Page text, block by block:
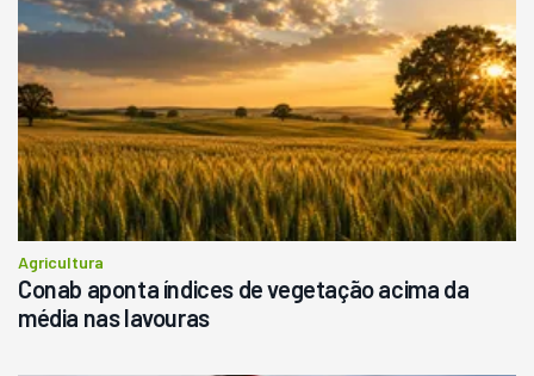
Agricultura
Conab aponta índices de vegetação acima da
média nas lavouras